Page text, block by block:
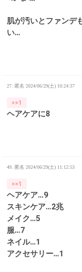
肌が汚いとファンデ
い…
27. 匿名 2024/06/29(土) 10:24:37
>>1
ヘアケアに8
49. 匿名 2024/06/29(土) 11:12:53
>>1
ヘアケア…9
スキンケア…2兆
メイク…5
服…7
ネイル…1
アクセサリー…1